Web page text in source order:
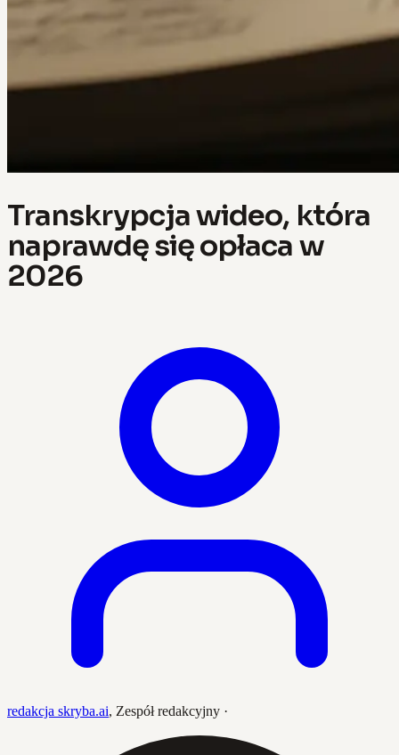
Transkrypcja wideo, która
naprawdę się opłaca w
2026
redakcja skryba.ai, Zespół redakcyjny ·